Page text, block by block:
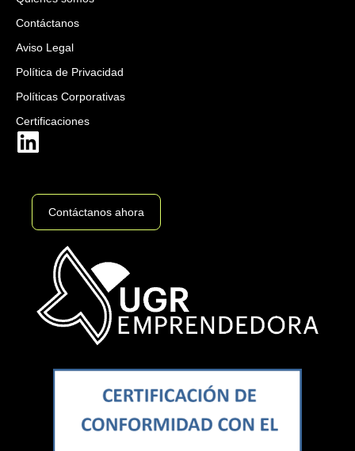
Contáctanos
Aviso Legal
Política de Privacidad
Políticas Corporativas
Certificaciones
Contáctanos ahora